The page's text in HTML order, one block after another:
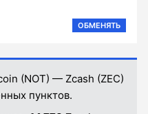
ОБМЕНЯТЬ
(NOT) — Zcash (ZEC)
пунктов.